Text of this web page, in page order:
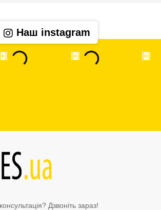
Наш instagram
Дзвоніть зараз!